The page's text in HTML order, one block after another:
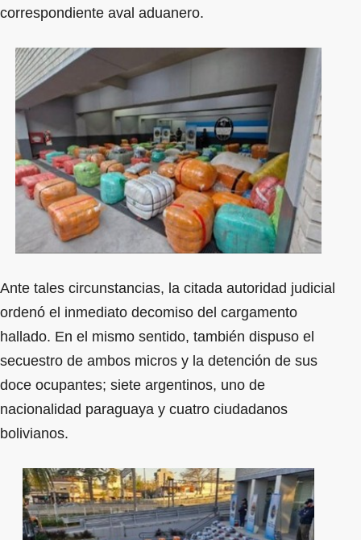
correspondiente aval aduanero.
Ante tales circunstancias, la citada autoridad judicial
ordenó el inmediato decomiso del cargamento
hallado. En el mismo sentido, también dispuso el
secuestro de ambos micros y la detención de sus
doce ocupantes; siete argentinos, uno de
nacionalidad paraguaya y cuatro ciudadanos
bolivianos.